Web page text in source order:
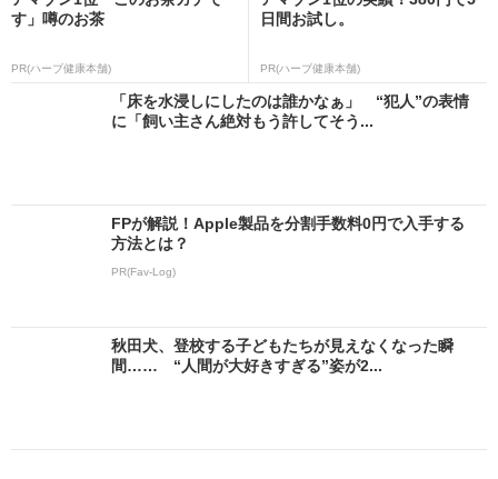
す」噂のお茶
PR(ハーブ健康本舗)
日間お試し。
PR(ハーブ健康本舗)
「床を水浸しにしたのは誰かなぁ」 “犯人”の表情
に「飼い主さん絶対もう許してそう...
FPが解説！Apple製品を分割手数料0円で入手する
方法とは？
PR(Fav-Log)
秋田犬、登校する子どもたちが見えなくなった瞬
間…… “人間が大好きすぎる”姿が2...